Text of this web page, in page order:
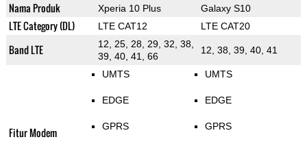
Nama Produk Xperia 10 Plus Galaxy S10
LTE Category (DL) LTE CAT12 LTE CAT20
Band LTE
12, 25, 28, 29, 32, 38,
39, 40, 41, 66
12, 38, 39, 40, 41
Fitur Modem
UMTS
EDGE
GPRS
UMTS
EDGE
GPRS